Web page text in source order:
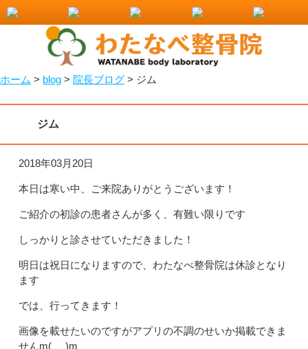
小山市で整骨院をお探しなら！わたなべ整骨院
ホーム > blog > 院長ブログ > ジム
ジム
2018年03月20日
本日は寒い中、ご来院ありがとうございます！
ご紹介の初診の患者さんが多く、有難い限りです
しっかりと診させていただきました！
明日は祝日になりますので、わたなべ整骨院は休診となり
ます
では、行ってきます！
画像を載せたいのですがアプリの不調のせいか掲載できま
せんm(_ _)m